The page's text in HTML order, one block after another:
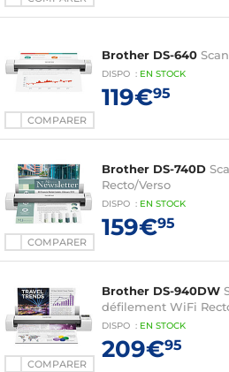
COMPARER
Brother DS-640
DISPO : EN STOCK
119€95
COMPARER
Brother DS-740D
Recto/Verso
DISPO : EN STOCK
159€95
COMPARER
Brother DS-940DW
défilement WiFi
DISPO : EN STOCK
209€95